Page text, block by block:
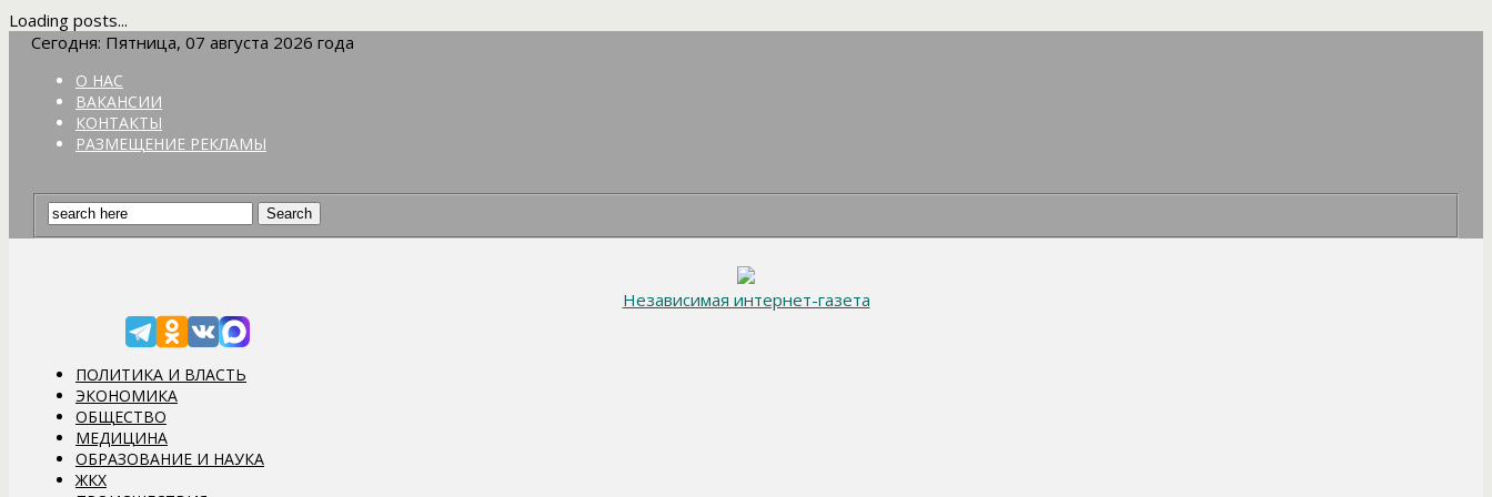
Loading posts...
Сегодня: Пятница, 07 августа 2026 года
О НАС
ВАКАНСИИ
КОНТАКТЫ
РАЗМЕЩЕНИЕ РЕКЛАМЫ
Независимая интернет-газета
ПОЛИТИКА И ВЛАСТЬ
ЭКОНОМИКА
ОБЩЕСТВО
МЕДИЦИНА
ОБРАЗОВАНИЕ И НАУКА
ЖКХ